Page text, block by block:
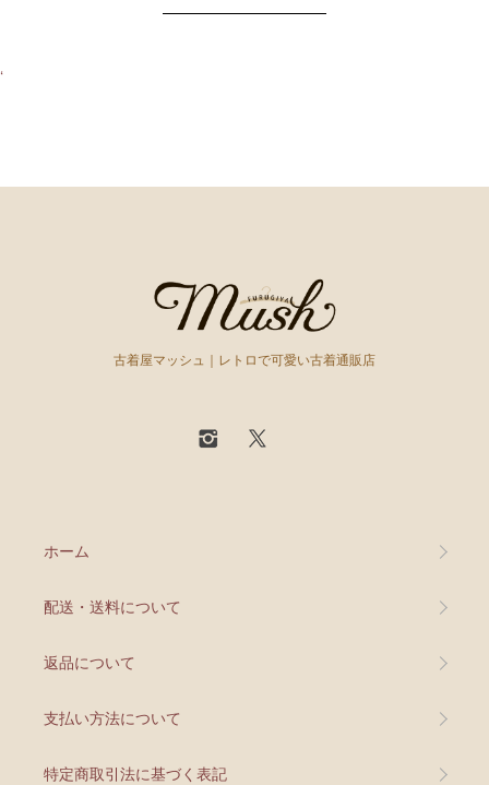
‘
古着屋マッシュ｜レトロで可愛い古着通販店
ホーム
配送・送料について
返品について
支払い方法について
特定商取引法に基づく表記